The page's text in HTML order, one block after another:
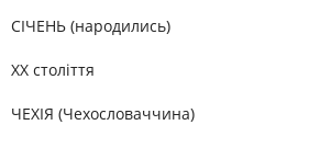
СІЧЕНЬ (народились)
XX століття
ЧЕХІЯ (Чехословаччина)